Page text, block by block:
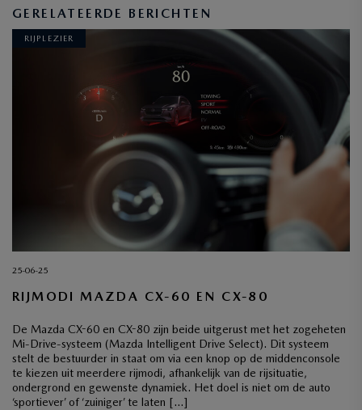
GERELATEERDE BERICHTEN
RIJPLEZIER
25-06-25
RIJMODI MAZDA CX-60 EN CX-80
De Mazda CX-60 en CX-80 zijn beide uitgerust met het zogeheten
Mi-Drive-systeem (Mazda Intelligent Drive Select). Dit systeem
stelt de bestuurder in staat om via een knop op de middenconsole
te kiezen uit meerdere rijmodi, afhankelijk van de rijsituatie,
ondergrond en gewenste dynamiek. Het doel is niet om de auto
‘sportiever’ of ‘zuiniger’ te laten […]